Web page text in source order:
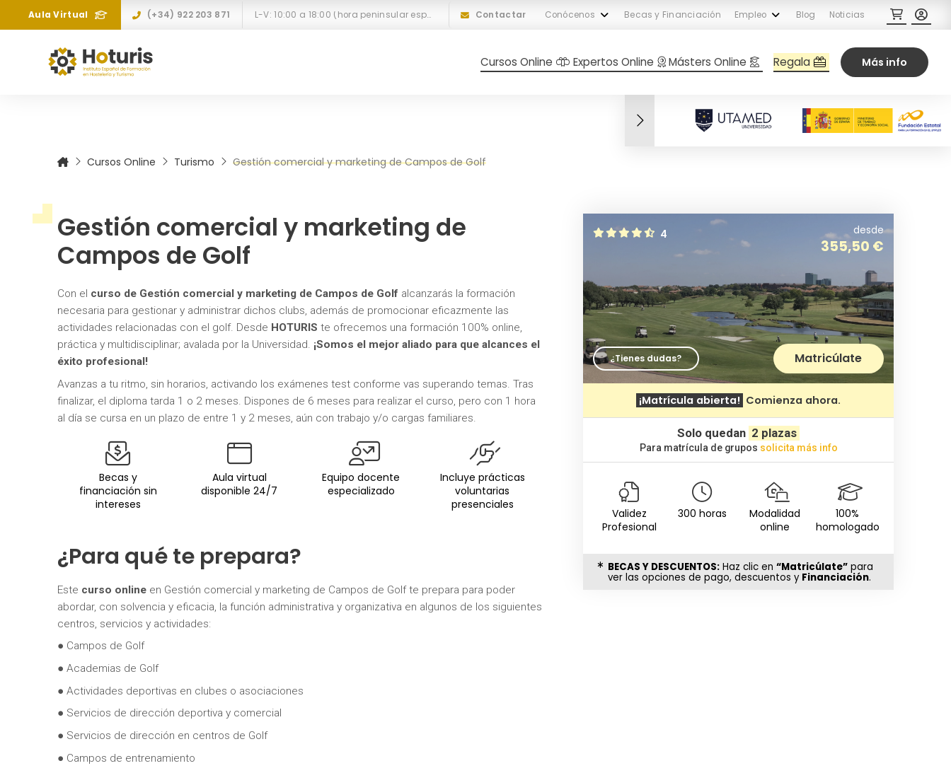
Aula Virtual (+34) 922 203 871 L-V: 10:00 a 18:00 (hora peninsular española) Contactar Conócenos Becas y Financiación Empleo Blog Noticias
Cursos Online Expertos Online Másters Online Regala Más info
Cursos Online Turismo Gestión comercial y marketing de Campos de Golf
Gestión comercial y marketing de
Campos de Golf
Con el curso de Gestión comercial y marketing de Campos de Golf alcanzarás la formación
necesaria para gestionar y administrar dichos clubs, además de promocionar eficazmente las
actividades relacionadas con el golf. Desde HOTURIS te ofrecemos una formación 100% online,
práctica y multidisciplinar; avalada por la Universidad. ¡Somos el mejor aliado para que alcances el
éxito profesional!
Avanzas a tu ritmo, sin horarios, activando los exámenes test conforme vas superando temas. Tras
finalizar, el diploma tarda 1 o 2 meses. Dispones de 6 meses para realizar el curso, pero con 1 hora
al día se cursa en un plazo de entre 1 y 2 meses, aún con trabajo y/o cargas familiares.
Becas y
financiación sin
intereses
Aula virtual
disponible 24/7
Equipo docente
especializado
Incluye prácticas
voluntarias
presenciales
¿Para qué te prepara?
Este curso online en Gestión comercial y marketing de Campos de Golf te prepara para poder
abordar, con solvencia y eficacia, la función administrativa y organizativa en algunos de los siguientes
centros, servicios y actividades:
● Campos de Golf
● Academias de Golf
● Actividades deportivas en clubes o asociaciones
● Servicios de dirección deportiva y comercial
● Servicios de dirección en centros de Golf
● Campos de entrenamiento
4 desde
355,50 €
¿Tienes dudas? Matricúlate
¡Matrícula abierta! Comienza ahora.
Solo quedan 2 plazas
Para matrícula de grupos solicita más info
Validez
Profesional
300 horas
Modalidad
online
100%
homologado
BECAS Y DESCUENTOS:Haz clic en “Matricúlate”para
ver las opciones de pago, descuentos y Financiación.